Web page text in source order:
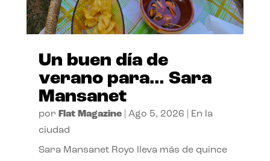
Un buen día de
verano para… Sara
Mansanet
por Flat Magazine| Ago 5, 2026
En la
ciudad
Sara Mansanet Royo lleva más de quince